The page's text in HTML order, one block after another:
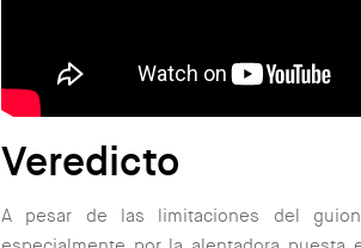
Veredicto
A pesar de las limitaciones del